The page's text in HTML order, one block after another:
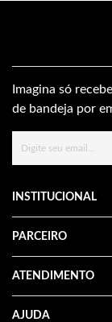
Imagina só
de bandeja por
INSTITUCIONAL
PARCEIRO
ATENDIMENTO
AJUDA